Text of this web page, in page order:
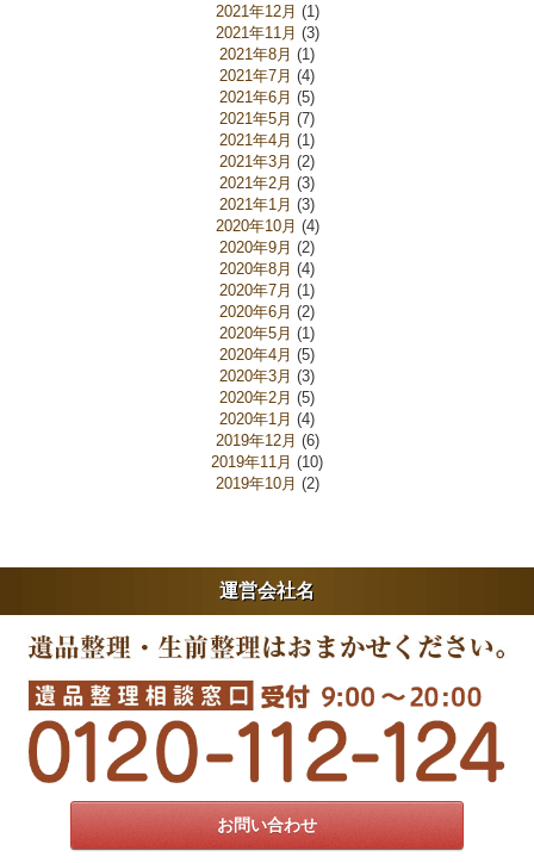
2021年12月 (1)
2021年11月 (3)
2021年8月 (1)
2021年7月 (4)
2021年6月 (5)
2021年5月 (7)
2021年4月 (1)
2021年3月 (2)
2021年2月 (3)
2021年1月 (3)
2020年10月 (4)
2020年9月 (2)
2020年8月 (4)
2020年7月 (1)
2020年6月 (2)
2020年5月 (1)
2020年4月 (5)
2020年3月 (3)
2020年2月 (5)
2020年1月 (4)
2019年12月 (6)
2019年11月 (10)
2019年10月 (2)
運営会社名
お問い合わせ